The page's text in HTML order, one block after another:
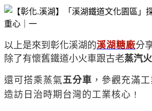
以上是來到彰化溪湖的溪湖糖廠分
除了有懷舊鐵道小火車跟古老蒸汽
還可搭乘蒸氣五分車 ，參觀充滿
造訪日治時期台灣的工業核心 !